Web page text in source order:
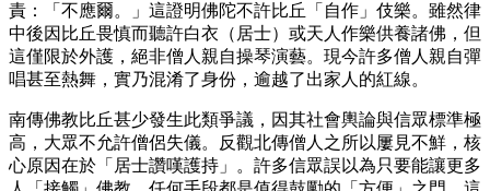
責：「不應爾。」這證明佛陀不許比丘「自作」伎樂。雖然律
中後因比丘畏慎而聽許白衣（居士）或天人作樂供養諸佛，但
這僅限於外護，絕非僧人親自操琴演藝。現今許多僧人親自彈
唱甚至熱舞，實乃混淆了身份，逾越了出家人的紅線。
南傳佛教比丘甚少發生此類爭議，因其社會輿論與信眾標準極
高，大眾不允許僧侶失儀。反觀北傳僧人之所以屢見不鮮，核
心原因在於「居士讚嘆護持」。許多信眾誤以為只要能讓更多